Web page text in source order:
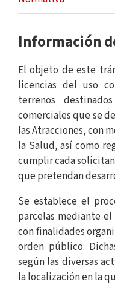
Información
El objeto de este
licencias del uso
terrenos
comerciales que se
las Atracciones, con
la Salud, así como
cumplir cada
que pretendan
Se establece el
parcelas mediante
con finalidades
orden público.
según las diversas
la localización en la